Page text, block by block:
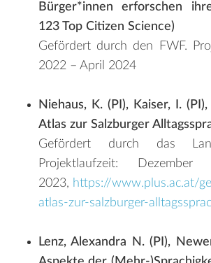
Bürger*innen erforschen
123 Top Citizen Science)
Gefördert durch den FWF.
2022 – April 2024
Niehaus, K. (PI), Kaiser, I. (PI),
Atlas zur Salzburger
Gefördert durch das
Projektlaufzeit:
2023, https://www.plus.ac.at/
atlas-zur-salzburger-
Lenz, Alexandra N. (PI),